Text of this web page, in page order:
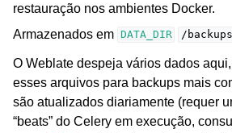
restauração nos ambientes Docker.
Armazenados em DATA_DIR /backups
O Weblate despeja vários dados
esses arquivos para backups mais
são atualizados diariamente (requer
“beats” do Celery em execução,